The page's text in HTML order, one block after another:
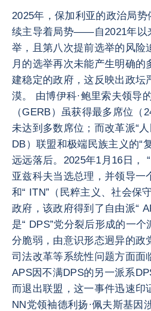
2025年，保加利亚的政治局
续主导着局势——自2021年以
举，且第八次提前选举的风险
月的选举再次未能产生明确的
建稳定的政府，这反映出政坛
漠。 由博伊科·鲍里索夫领导
（GERB）虽获得最多席位（
未达到多数席位；而改革派“
DB）联盟和极端民族主义的“
远远落后。2025年1月16日，
亚兹科夫当选总理，并领导一
和“ ITN”（民粹主义、社会保
政府，该政府得到了自由派“
是“ DPS”党分裂后形成的一
分脆弱，由意识形态迥异的政
司法改革等系统性问题方面面
APS因不满DPS的另一派系
而退出联盟，这一事件迅速印
NN党领袖德利扬·佩夫斯基因